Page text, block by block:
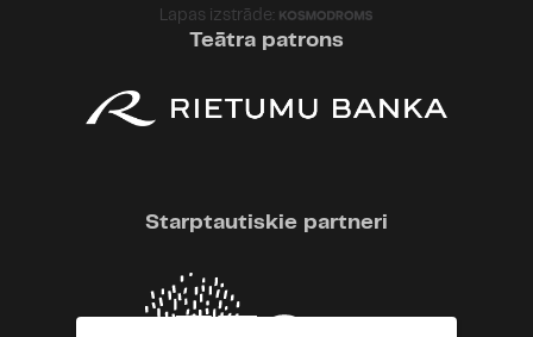
Lapas izstrāde:
Teātra patrons
Starptautiskie partneri